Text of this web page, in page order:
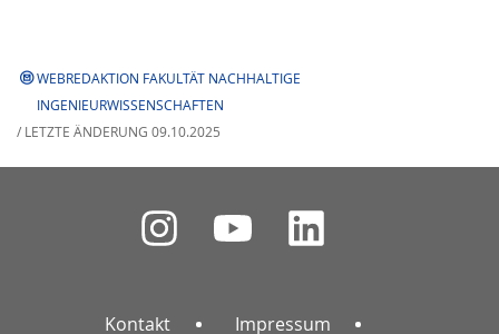
WEBREDAKTION FAKULTÄT NACHHALTIGE
INGENIEURWISSENSCHAFTEN
/ LETZTE ÄNDERUNG 09.10.2025
Kontakt Impressum